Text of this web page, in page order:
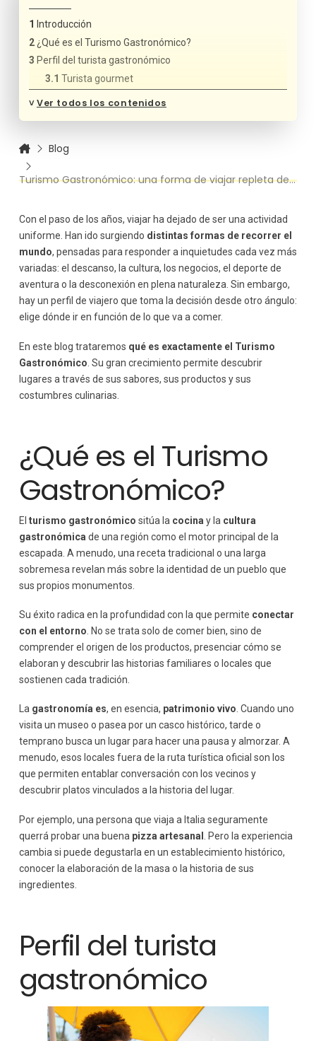
Introducción
¿Qué es el Turismo Gastronómico?
Perfil del turista gastronómico
Turista gourmet
Andalucía y su encanto
Asturias y sus sabores
˅Ver todos los contenidos
Blog
Turismo Gastronómico: una forma de viajar repleta de sabores
Con el paso de los años, viajar ha dejado de ser una actividad
uniforme. Han ido surgiendo distintas formas de recorrer el
mundo, pensadas para responder a inquietudes cada vez más
variadas: el descanso, la cultura, los negocios, el deporte de
aventura o la desconexión en plena naturaleza. Sin embargo,
hay un perfil de viajero que toma la decisión desde otro ángulo:
elige dónde ir en función de lo que va a comer.
En este blog trataremos qué es exactamente el Turismo
Gastronómico . Su gran crecimiento permite descubrir
lugares a través de sus sabores, sus productos y sus
costumbres culinarias.
¿Qué es el Turismo
Gastronómico?
El turismo gastronómico sitúa la cocina y la cultura
gastronómica de una región como el motor principal de la
escapada. A menudo, una receta tradicional o una larga
sobremesa revelan más sobre la identidad de un pueblo que
sus propios monumentos.
Su éxito radica en la profundidad con la que permite conectar
con el entorno . No se trata solo de comer bien, sino de
comprender el origen de los productos, presenciar cómo se
elaboran y descubrir las historias familiares o locales que
sostienen cada tradición.
La gastronomía es, en esencia, patrimonio vivo. Cuando uno
visita un museo o pasea por un casco histórico, tarde o
temprano busca un lugar para hacer una pausa y almorzar. A
menudo, esos locales fuera de la ruta turística oficial son los
que permiten entablar conversación con los vecinos y
descubrir platos vinculados a la historia del lugar.
Por ejemplo, una persona que viaja a Italia seguramente
querrá probar una buena pizza artesanal
. Pero la experiencia
cambia si puede degustarla en un establecimiento histórico,
conocer la elaboración de la masa o la historia de sus
ingredientes.
Perfil del turista
gastronómico